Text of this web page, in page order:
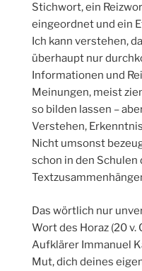
Stichwort, ein
eingeordnet und ein
Ich kann verstehen,
überhaupt nur
Informationen und
Meinungen, meist
so bilden lassen –
Verstehen,
Nicht umsonst
schon in den Schulen
Das wörtlich nur
Wort des Horaz (20 v.
Aufklärer Immanuel
Mut, dich deines